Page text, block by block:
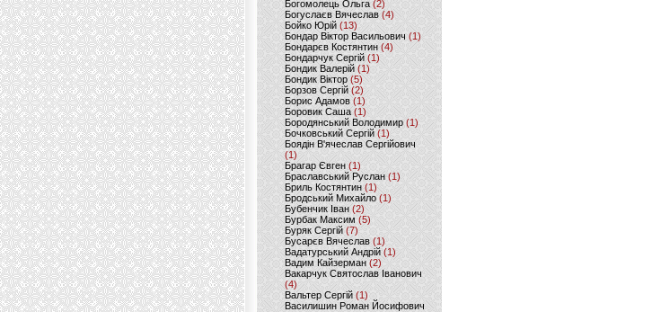
Богомолець Ольга (2)
Богуслаєв Вячеслав (4)
Бойко Юрій (13)
Бондар Віктор Васильович (1)
Бондарєв Костянтин (4)
Бондарчук Сергій(1)
Бондик Валерій (1)
Бондик Віктор(5)
Борзов Сергiй (2)
Борис Адамов(1)
Боровик Саша (1)
Бородянський Володимир (1)
Бочковський Сергій (1)
Боядін В'ячеслав Сергійович
(1)
Брагар Євген (1)
Браславський Руслан (1)
Бриль Костянтин (1)
Бродський Михайло (1)
Бубенчик Іван(2)
Бурбак Максим (5)
Буряк Сергій (7)
Бусарєв Вячеслав (1)
Вадатурський Андрій (1)
Вадим Кайзерман (2)
Вакарчук Святослав Іванович
(4)
Вальтер Сергій (1)
Василишин Роман Йосифович